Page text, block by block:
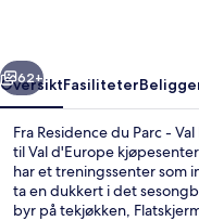
Neste
62+
OversiktFasiliteter
Fra Residence du Parc -
til Val d'Europe
har et treningssenter som
ta en dukkert i det
byr på tekjøkken,